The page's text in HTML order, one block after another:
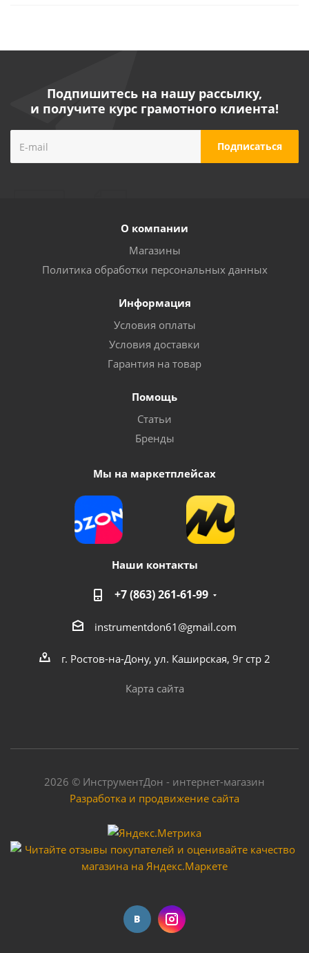
Подпишитесь на нашу рассылку,
и получите курс грамотного клиента!
О компании
Магазины
Политика обработки персональных данных
Информация
Условия оплаты
Условия доставки
Гарантия на товар
Помощь
Статьи
Бренды
Мы на маркетплейсах
Наши контакты
+7 (863) 261-61-99
instrumentdon61@gmail.com
г. Ростов-на-Дону, ул. Каширская, 9г стр 2
Карта сайта
2026 © ИнструментДон - интернет-магазин
Разработка и продвижение сайта